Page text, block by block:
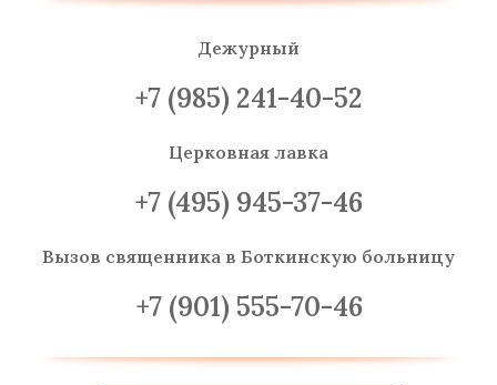
Дежурный
+7 (985) 241-40-52
Церковная лавка
+7 (495) 945-37-46
Вызов священника в Боткинскую больницу
+7 (901) 555-70-46